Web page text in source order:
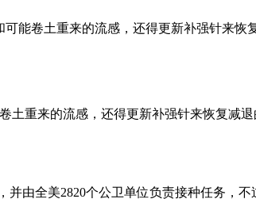
能卷土重来的流感，还得更新补强针来恢
重来的流感，还得更新补强针来恢复减
由全美2820个公卫单位负责接种任务，